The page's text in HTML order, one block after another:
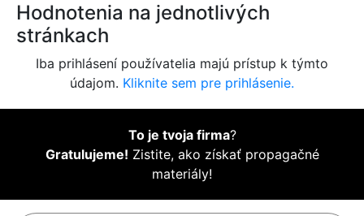
Hodnotenia na jednotlivých
stránkach
Iba prihlásení používatelia majú prístup k týmto
údajom. Kliknite sem pre prihlásenie.
To je tvoja firma?
Gratulujeme! Zistite, ako získať propagačné
materiály!